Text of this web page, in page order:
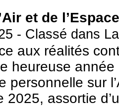
et de
- Classé dans
aux réalités
heureuse
personnelle sur
2025, assortie